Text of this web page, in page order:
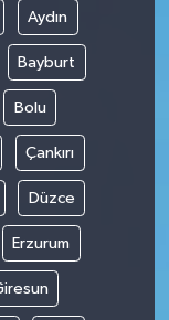
Aydın
Bayburt
Bolu
Çankırı
Düzce
Erzurum